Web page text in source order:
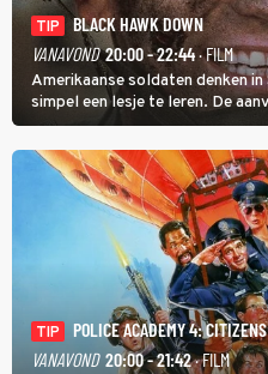
TIP
BLACK HAWK DOWN
VANAVOND 20:00 - 22:44· FILM
Amerikaanse soldaten denken
simpel een lesje te leren. De
verloopt in Black Hawk down
TIP
POLICE ACADEMY 4:
VANAVOND 20:00 - 21:42· FILM